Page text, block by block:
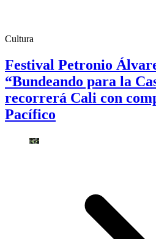
Cultura
Festival Petronio
“Bundeando para la
recorrerá Cali con
Pacífico